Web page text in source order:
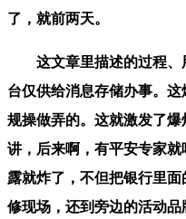
了，就前两天。
这文章里描述的过程、
台仅供给消息存储办事。
规操做弄的。这就激发了
讲，后来啊，有平安专家
露就炸了，不但把银行里
修现场，还到旁边的活动